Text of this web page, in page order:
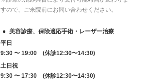
すので、ご来院前にお問い合わせください。
美容診療、保険適応手術・レーザー治療
平日
9:30 〜 19:00 (休診12:30〜14:30)
土日祝
9:30 〜 17:30 (休診12:30〜14:30)